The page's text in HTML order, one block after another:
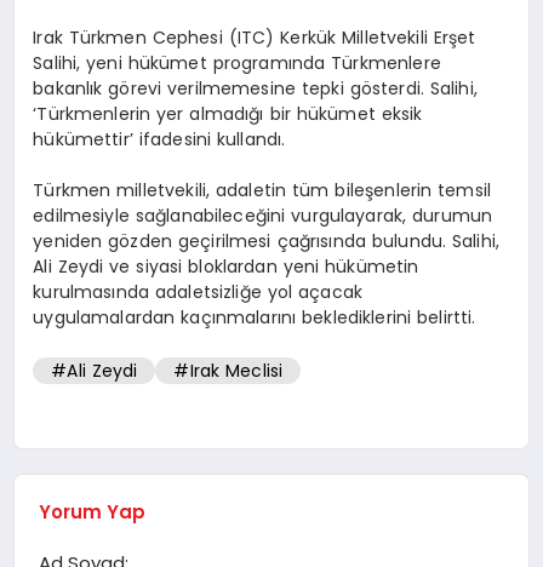
Irak Türkmen Cephesi (ITC) Kerkük Milletvekili Erşet
Salihi, yeni hükümet programında Türkmenlere
bakanlık görevi verilmemesine tepki gösterdi. Salihi,
‘Türkmenlerin yer almadığı bir hükümet eksik
hükümettir’ ifadesini kullandı.
Türkmen milletvekili, adaletin tüm bileşenlerin temsil
edilmesiyle sağlanabileceğini vurgulayarak, durumun
yeniden gözden geçirilmesi çağrısında bulundu. Salihi,
Ali Zeydi ve siyasi bloklardan yeni hükümetin
kurulmasında adaletsizliğe yol açacak
uygulamalardan kaçınmalarını beklediklerini belirtti.
#Ali Zeydi #Irak Meclisi
Yorum Yap